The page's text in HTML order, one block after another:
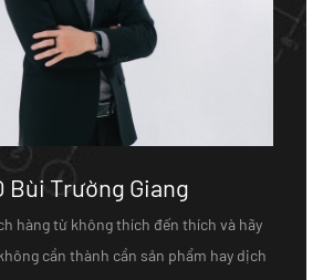
Bùi Trường Giang
hàng từ không thích đến thích và hãy
cần thành cần sản phẩm hay dịch